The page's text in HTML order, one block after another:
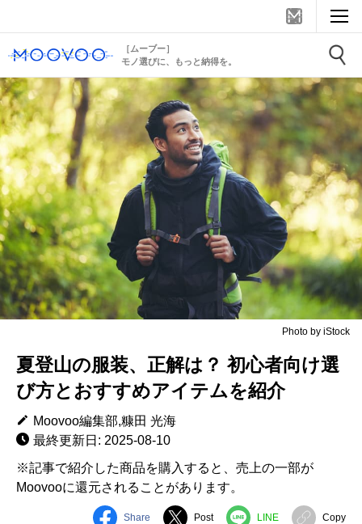
［ムーブー］
モノ選びに、もっと納得を。
Photo by iStock
夏登山の服装、正解は？ 初心者向け選
び方とおすすめアイテムを紹介
Moovoo編集部,糠田 光海
最終更新日: 2025-08-10
※記事で紹介した商品を購入すると、売上の一部が
Moovooに還元されることがあります。
Share Post LINE Copy